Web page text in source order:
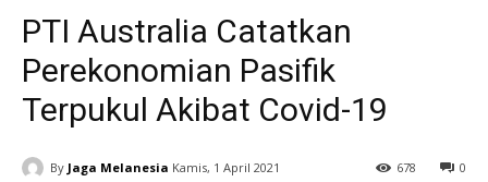
PTI Australia Catatkan
Perekonomian Pasifik
Terpukul Akibat Covid-19
By Jaga Melanesia Kamis, 1 April 2021 0
678